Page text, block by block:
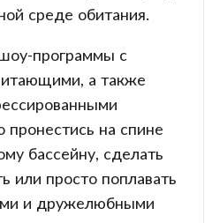
среде обитания.
программы с
а также
на спине
бассейну, сделать
или просто поплавать
и дружелюбными